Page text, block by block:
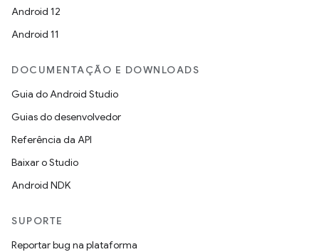
Android 12
Android 11
DOCUMENTAÇÃO E DOWNLOADS
Guia do Android Studio
Guias do desenvolvedor
Referência da API
Baixar o Studio
Android NDK
SUPORTE
Reportar bug na plataforma